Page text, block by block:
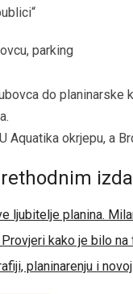
parking
do planinarske
Aquatika okrjepu, a
ljubitelje planina.
kako je bilo
planinarenju i